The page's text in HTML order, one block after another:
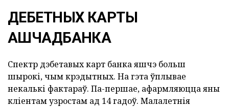
ДЕБЕТНЫХ КАРТЫ
АШЧАДБАНКА
Спектр дэбетавых карт банка яшчэ больш
шырокі, чым крэдытных. На гэта ўплывае
некалькі фактараў. Па-першае, афармляюцца яны
кліентам узростам ад 14 гадоў. Малалетнія